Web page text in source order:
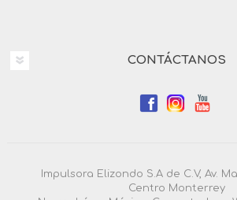
CONTÁCTANOS
Impulsora Elizondo S.A de C.V, Av.
Centro Monterrey